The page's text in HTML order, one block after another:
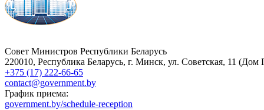
Совет Министров Pеспублики Беларусь
220010, Республика Беларусь, г. Минск, ул. Советская, 11 (Дом
+375 (17) 222-66-65
contact@government.by
График приема:
government.by/schedule-reception